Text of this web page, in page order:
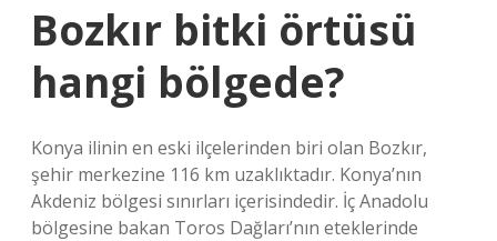
Bozkır bitki örtüsü
hangi bölgede?
Konya ilinin en eski ilçelerinden biri olan Bozkır,
şehir merkezine 116 km uzaklıktadır. Konya’nın
Akdeniz bölgesi sınırları içerisindedir. İç Anadolu
bölgesine bakan Toros Dağları’nın eteklerinde